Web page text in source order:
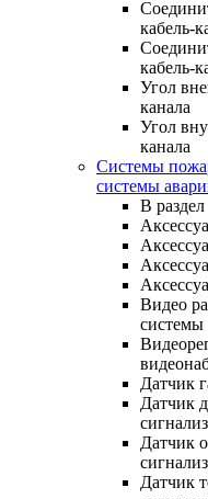
кабель-
кабель-
Угол
канала
Угол
канала
Системы
системы
В раздел
Видео
системы
Датчик
Датчик
Датчик
Датчик